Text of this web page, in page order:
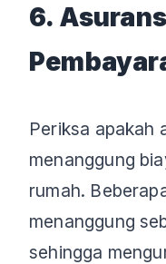
6.
Periksa apakah
menanggung
rumah.
menanggung
sehingga